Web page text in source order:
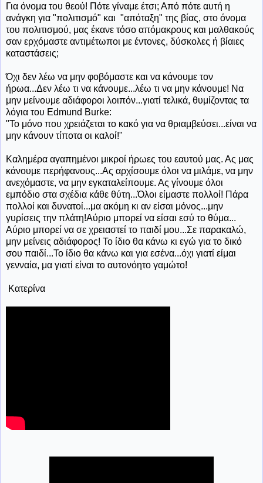
Για όνομα του θεού! Πότε γίναμε έτσι; Από πότε αυτή η
ανάγκη για "πολιτισμό" και "απόταξη" της βίας, στο όνομα
του πολιτισμού, μας έκανε τόσο απόμακρους και μαλθακούς
σαν ερχόμαστε αντιμέτωποι με έντονες, δύσκολες ή βίαιες
καταστάσεις;
Όχι δεν λέω να μην φοβόμαστε και να κάνουμε τον
ήρωα...Δεν λέω τι να κάνουμε...λέω τι να μην κάνουμε! Να
μην μείνουμε αδιάφοροι λοιπόν...γιατί τελικά, θυμίζοντας τα
λόγια του Edmund Burke:
"Το μόνο που χρειάζεται το κακό για να θριαμβεύσει...είναι να
μην κάνουν τίποτα οι καλοί!"
Καλημέρα αγαπημένοι μικροί ήρωες του εαυτού μας. Ας μας
κάνουμε περήφανους...Ας αρχίσουμε όλοι να μιλάμε, να μην
ανεχόμαστε, να μην εγκαταλείπουμε. Ας γίνουμε όλοι
εμπόδιο στα σχέδια κάθε θύτη...Όλοι είμαστε πολλοί! Πάρα
πολλοί και δυνατοί...μα ακόμη κι αν είσαι μόνος...μην
γυρίσεις την πλάτη!Αύριο μπορεί να είσαι εσύ το θύμα...
Αύριο μπορεί να σε χρειαστεί το παιδί μου...Σε παρακαλώ,
μην μείνεις αδιάφορος! Το ίδιο θα κάνω κι εγώ για το δικό
σου παιδί...Το ίδιο θα κάνω και για εσένα...όχι γιατί είμαι
γενναία, μα γιατί είναι το αυτονόητο γαμώτο!
Κατερίνα